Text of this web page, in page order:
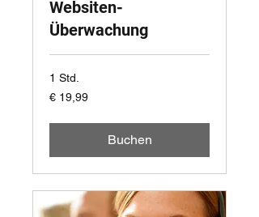
Websiten-
Überwachung
1 Std.
19,99
Euro
€ 19,99
Buchen